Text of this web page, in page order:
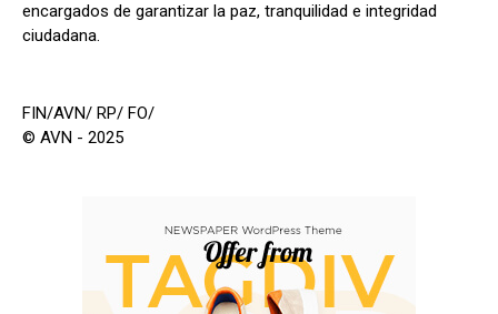
encargados de garantizar la paz, tranquilidad e integridad
ciudadana.
FIN/AVN/ RP/ FO/
© AVN - 2025